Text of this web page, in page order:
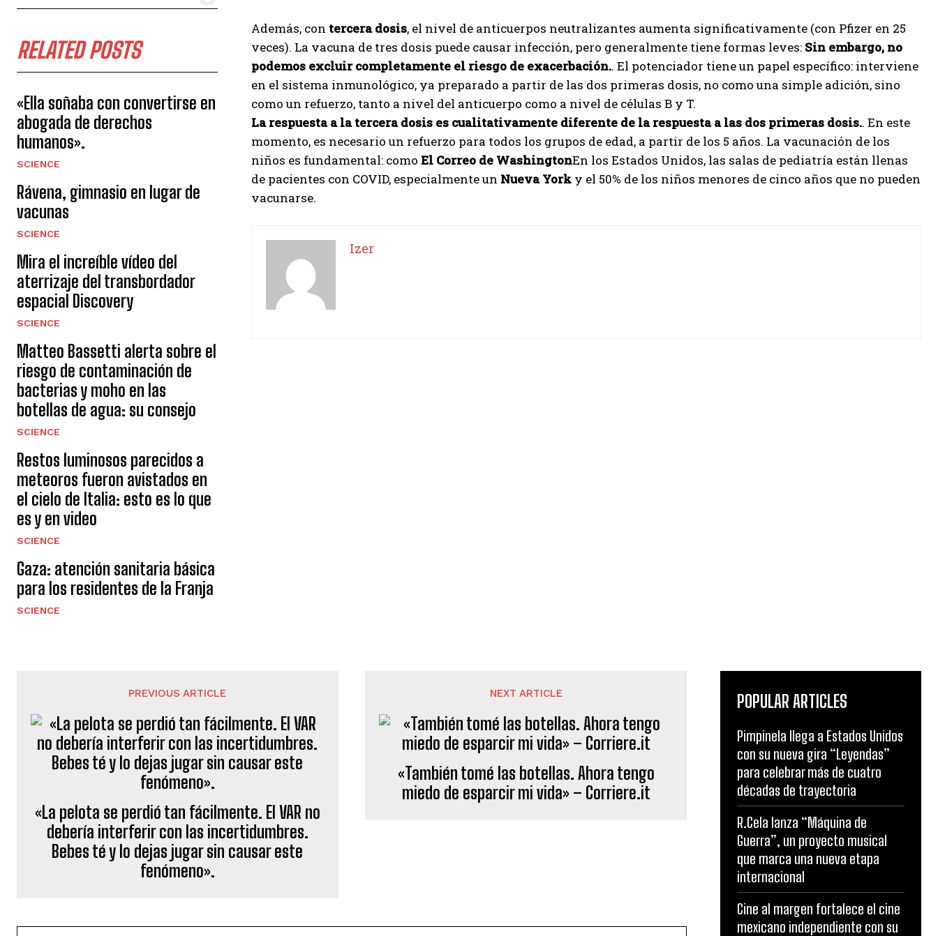
I WANT IN
I've read and accept the Privacy Policy .
RELATED POSTS
«Ella soñaba con convertirse en
abogada de derechos
humanos».
SCIENCE
Rávena, gimnasio en lugar de
vacunas
SCIENCE
Mira el increíble vídeo del
aterrizaje del transbordador
espacial Discovery
SCIENCE
Matteo Bassetti alerta sobre el
riesgo de contaminación de
bacterias y moho en las
botellas de agua: su consejo
SCIENCE
Restos luminosos parecidos a
meteoros fueron avistados en
el cielo de Italia: esto es lo que
es y en video
SCIENCE
Gaza: atención sanitaria básica
para los residentes de la Franja
SCIENCE
Además, con tercera dosis, el nivel de anticuerpos neutralizantes aumenta significativamente (con Pfizer en 25
veces). La vacuna de tres dosis puede causar infección, pero generalmente tiene formas leves: Sin embargo, no
podemos excluir completamente el riesgo de exacerbación.. El potenciador tiene un papel específico: interviene
en el sistema inmunológico, ya preparado a partir de las dos primeras dosis, no como una simple adición, sino
como un refuerzo, tanto a nivel del anticuerpo como a nivel de células B y T.
La respuesta a la tercera dosis es cualitativamente diferente de la respuesta a las dos primeras dosis.. En este
momento, es necesario un refuerzo para todos los grupos de edad, a partir de los 5 años. La vacunación de los
niños es fundamental: como El Correo de WashingtonEn los Estados Unidos, las salas de pediatría están llenas
de pacientes con COVID, especialmente un Nueva York y el 50% de los niños menores de cinco años que no pueden
vacunarse.
Izer
PREVIOUS ARTICLE
«La pelota se perdió tan fácilmente. El VAR no
debería interferir con las incertidumbres.
Bebes té y lo dejas jugar sin causar este
fenómeno».
NEXT ARTICLE
«También tomé las botellas. Ahora tengo
miedo de esparcir mi vida» – Corriere.it
POPULAR ARTICLES
Pimpinela llega a Estados Unidos
con su nueva gira “Leyendas”
para celebrar más de cuatro
décadas de trayectoria
R.Cela lanza “Máquina de
Guerra”, un proyecto musical
que marca una nueva etapa
internacional
Cine al margen fortalece el cine
mexicano independiente con su